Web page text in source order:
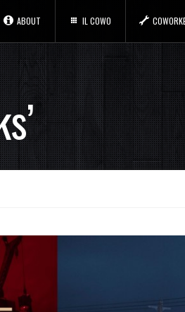
ABOUT IL COWO